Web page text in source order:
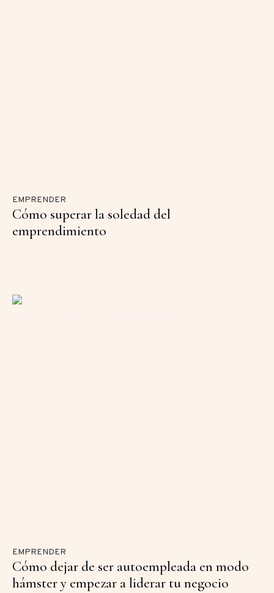
EMPRENDER
Cómo superar la soledad del
emprendimiento
EMPRENDER
Cómo dejar de ser autoempleada en modo
hámster y empezar a liderar tu negocio